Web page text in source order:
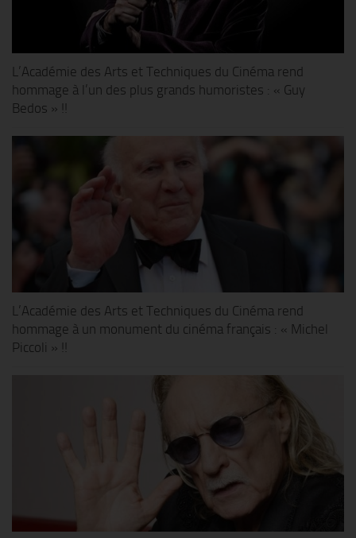
L’Académie des Arts et Techniques du Cinéma rend
hommage à l’un des plus grands humoristes : « Guy
Bedos » !!
L’Académie des Arts et Techniques du Cinéma rend
hommage à un monument du cinéma français : « Michel
Piccoli » !!